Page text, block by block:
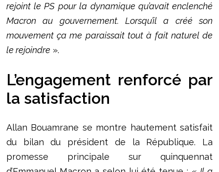
rejoint le PS pour la dynamique qu’avait enclenché
Macron au gouvernement. Lorsqu’il a créé son
mouvement ça me paraissait tout à fait naturel de
le rejoindre ».
L’engagement renforcé par
la satisfaction
Allan Bouamrane se montre hautement satisfait
du bilan du président de la République. La
promesse principale sur quinquennat